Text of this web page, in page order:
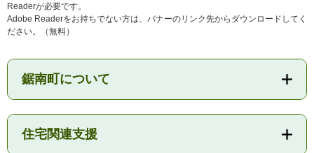
医療・健康
Readerが必要です。
Adobe Readerをお持ちでない方は、バナーのリンク先からダウンロードしてく
ださい。（無料）
鋸南町について
住宅関連支援